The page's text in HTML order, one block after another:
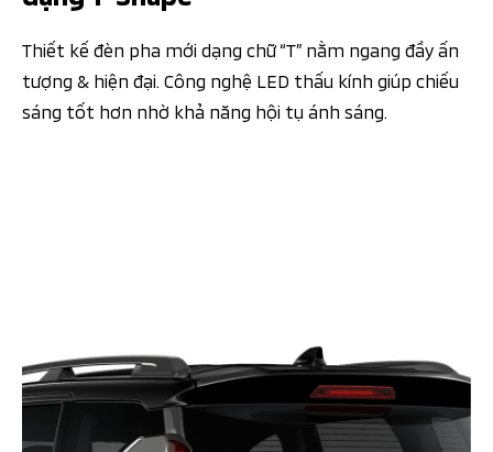
Thiết kế đèn pha mới dạng chữ “T” nằm ngang đầy ấn
tượng & hiện đại. Công nghệ LED thấu kính giúp chiếu
sáng tốt hơn nhờ khả năng hội tụ ánh sáng.